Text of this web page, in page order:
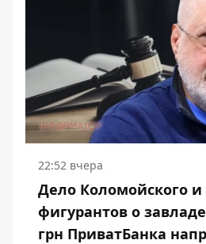
22:52 вчера
Дело Коломойского
фигурантов о
грн ПриватБанка